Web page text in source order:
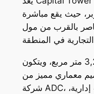
في مدينة 6 أكتوبر، حيث يقع مباشرة
بالقرب من مول
يمتد المشروع على مساحة 3,250 متر مربع، ويتكون
بتصميم معماري مميز من
شركة ADC، ليضم وحدات تجارية، مكاتب إدارية،